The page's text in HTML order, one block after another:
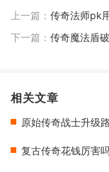
上一篇： 传奇法师pk
下一篇： 传奇魔法盾
相关文章
原始传奇战士升级
复古传奇花钱厉害